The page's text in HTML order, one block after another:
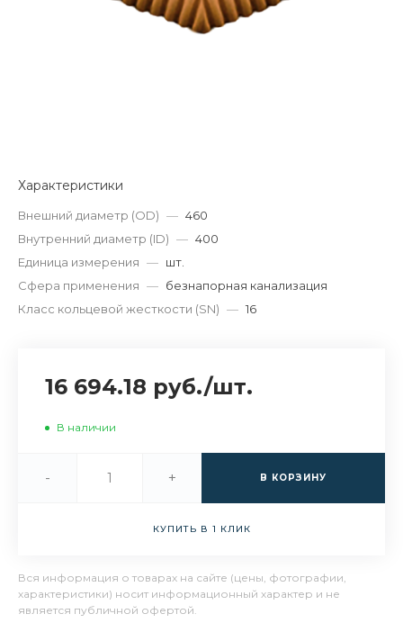
Характеристики
Внешний диаметр (OD) — 460
Внутренний диаметр (ID) — 400
Единица измерения — шт.
Сфера применения — безнапорная канализация
Класс кольцевой жесткости (SN) — 16
16 694.18 руб./шт.
В наличии
- + В КОРЗИНУ
КУПИТЬ В 1 КЛИК
Вся информация о товарах на сайте (цены, фотографии,
характеристики) носит информационный характер и не
является публичной офертой.